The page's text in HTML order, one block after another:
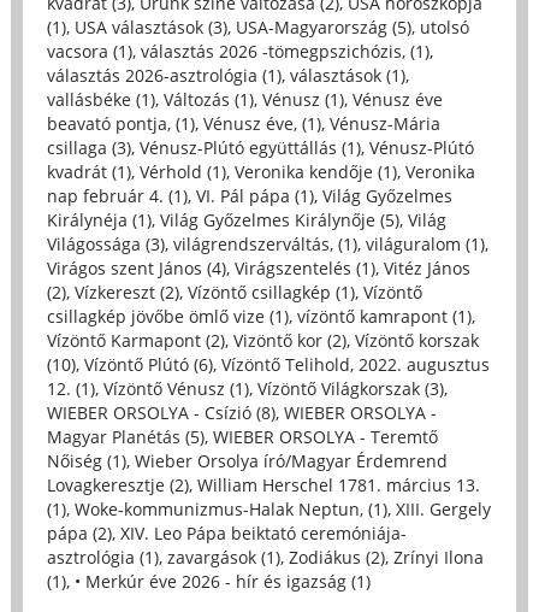
(1), USA választások (3), USA-Magyarország (5), utolsó
vacsora (1), választás 2026 -tömegpszichózis, (1),
választás 2026-asztrológia (1), választások (1),
vallásbéke (1), Változás (1), Vénusz (1), Vénusz éve
beavató pontja, (1), Vénusz éve, (1), Vénusz-Mária
csillaga (3), Vénusz-Plútó együttállás (1), Vénusz-Plútó
kvadrát (1), Vérhold (1), Veronika kendője (1), Veronika
nap február 4. (1), VI. Pál pápa (1), Világ Győzelmes
Királynéja (1), Világ Győzelmes Királynője (5), Világ
Világossága (3), világrendszerváltás, (1), világuralom (1),
Virágos szent János (4), Virágszentelés (1), Vitéz János
(2), Vízkereszt (2), Vízöntő csillagkép (1), Vízöntő
csillagkép jövőbe ömlő vize (1), vízöntő kamrapont (1),
Vízöntő Karmapont (2), Vizöntő kor (2), Vízöntő korszak
(10), Vízöntő Plútó (6), Vízöntő Telihold, 2022. augusztus
12. (1), Vízöntő Vénusz (1), Vízöntő Világkorszak (3),
WIEBER ORSOLYA - Csízió (8), WIEBER ORSOLYA -
Magyar Planétás (5), WIEBER ORSOLYA - Teremtő
Nőiség (1), Wieber Orsolya író/Magyar Érdemrend
Lovagkeresztje (2), William Herschel 1781. március 13.
(1), Woke-kommunizmus-Halak Neptun, (1), XIII. Gergely
pápa (2), XIV. Leo Pápa beiktató ceremóniája-
asztrológia (1), zavargások (1), Zodiákus (2), Zrínyi Ilona
(1), • Merkúr éve 2026 - hír és igazság (1)